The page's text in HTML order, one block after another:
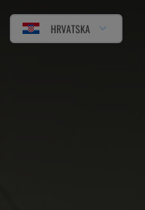
HRVATSKA